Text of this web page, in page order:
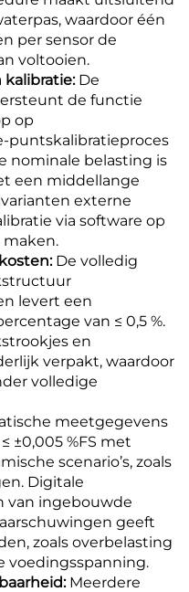
waardoor één
per sensor de
voltooien.
kalibratie: De
de functie
op
puntskalibratieproces
nominale belasting is
een middellange
externe
via software op
De volledig
levert een
van ≤ 0,5 %.
en
verpakt, waardoor
volledige
meetgegevens
±0,005 %FS met
scenario’s, zoals
Digitale
van ingebouwde
geeft
zoals overbelasting
voedingsspanning.
Meerdere